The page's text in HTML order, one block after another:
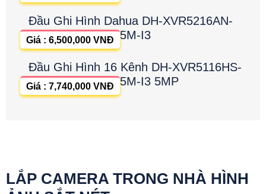
Đầu Ghi Hình Dahua DH-XVR5216AN-
5M-I3
Giá : 6,500,000 VNĐ
Đầu Ghi Hình 16 Kênh DH-XVR5116HS-
5M-I3 5MP
Giá : 7,740,000 VNĐ
LẮP CAMERA TRONG NHÀ HÌNH